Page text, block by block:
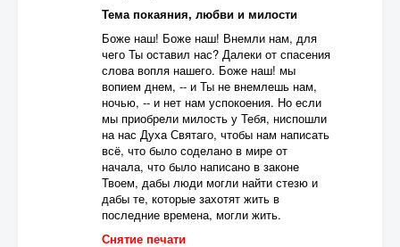
Тема покаяния, любви и милости
Боже наш! Боже наш! Внемли нам, для
чего Ты оставил нас? Далеки от спасения
слова вопля нашего. Боже наш! мы
вопием днем, -- и Ты не внемлешь нам,
ночью, -- и нет нам успокоения. Но если
мы приобрели милость у Тебя, ниспошли
на нас Духа Святаго, чтобы нам написать
всё, что было соделано в мире от
начала, что было написано в законе
Твоем, дабы люди могли найти стезю и
дабы те, которые захотят жить в
последние времена, могли жить.
Снятие печати